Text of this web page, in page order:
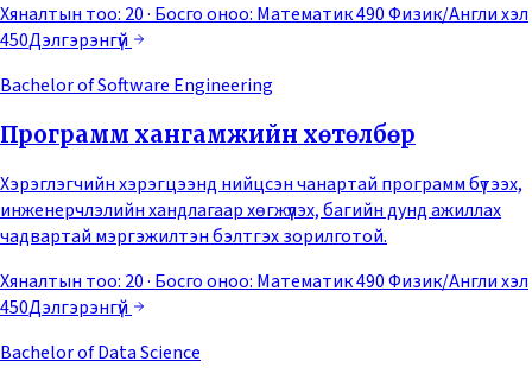
Хяналтын тоо: 20· Босго оноо: Математик 490 Физик/Англи хэл
450Дэлгэрэнгүй
Bachelor of Software Engineering
Программ хангамжийн хөтөлбөр
Хэрэглэгчийн хэрэгцээнд нийцсэн чанартай программ бүтээх,
инженерчлэлийн хандлагаар хөгжүүлэх, багийн дунд ажиллах
чадвартай мэргэжилтэн бэлтгэх зорилготой.
Хяналтын тоо: 20· Босго оноо: Математик 490 Физик/Англи хэл
450Дэлгэрэнгүй
Bachelor of Data Science